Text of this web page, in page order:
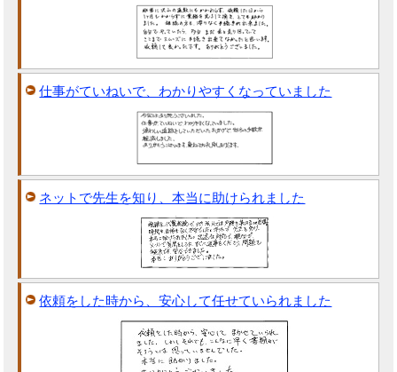
仕事がていねいで、わかりやすくなっていました
ネットで先生を知り、本当に助けられました
依頼をした時から、安心して任せていられました